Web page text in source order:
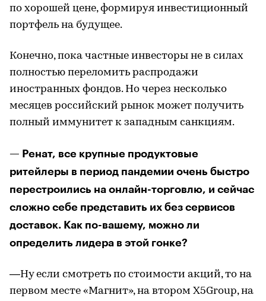
по хорошей цене, формируя инвестиционный
портфель на будущее.
Конечно, пока частные инвесторы не в силах
полностью переломить распродажи
иностранных фондов. Но через несколько
месяцев российский рынок может получить
полный иммунитет к западным санкциям.
— Ренат, все крупные продуктовые
ритейлеры в период пандемии очень быстро
перестроились на онлайн-торговлю, и сейчас
сложно себе представить их без сервисов
доставок. Как по-вашему, можно ли
определить лидера в этой гонке?
—Ну если смотреть по стоимости акций, то на
первом месте «Магнит», на втором Х5Group, на